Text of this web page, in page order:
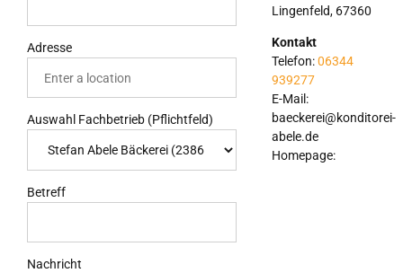
Adresse
Auswahl Fachbetrieb (Pflichtfeld)
Betreff
Nachricht
Lingenfeld, 67360
Kontakt
Telefon:06344
939277
E-Mail:
baeckerei@konditorei-
abele.de
Homepage: